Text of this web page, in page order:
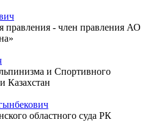
правления - член правления АО
и Спортивного
Казахстан
областного суда РК